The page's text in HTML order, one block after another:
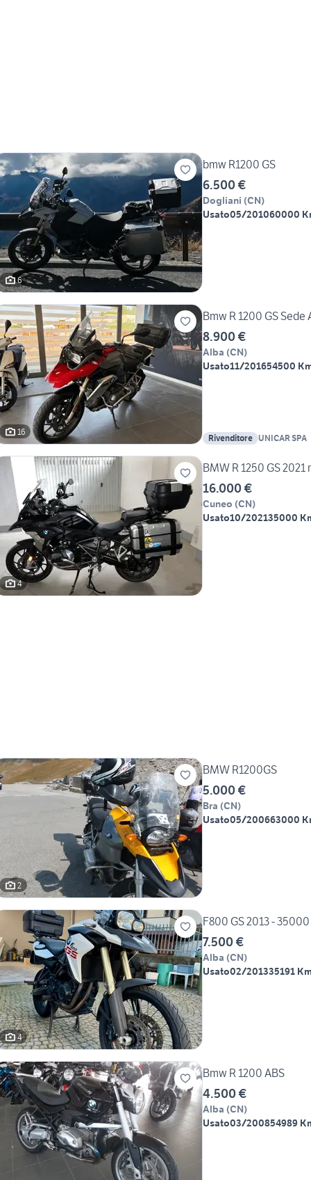
6
bmw R1200 GS
6.500 €
Dogliani (CN)
Usato05/201060000
16
Bmw R 1200 GS
8.900 €
Alba (CN)
Usato11/201654500
Rivenditore UNICAR SPA
4
16.000 €
Cuneo (CN)
Usato10/202135000
2
BMW R1200GS
5.000 €
Bra (CN)
Usato05/200663000
4
F800 GS 2013 -
7.500 €
Alba (CN)
Usato02/201335191 Km
Bmw R 1200 ABS
4.500 €
Alba (CN)
Usato03/200854989